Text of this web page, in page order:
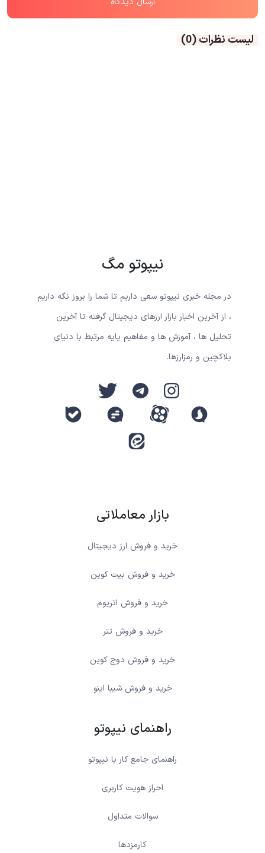
لیست نظرات(0)
نیپوتو مگ
در مجله خبری نیپوتو سعی داریم تا شما را بروز نگه داریم
، از آخرین اخبار بازار ارزهای دیجیتال گرفته تا آخرین
تحلیل ها ، آموزش ها و مفاهیم پایه مرتبط با دنیای
بلاکچین و رمزارزها.
بازار معاملاتی
خرید و فروش ارز دیجیتال
خرید و فروش بیت کوین
خرید و فروش اتریوم
خرید و فروش تتر
خرید و فروش دوج کوین
خرید و فروش شیبا اینو
راهنمای نیپوتو
راهنمای جامع کار با نیپوتو
احراز هویت کاربری
سوالات متداول
کارمزدها